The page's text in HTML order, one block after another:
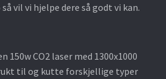
så vil vi hjelpe dere så godt vi kan.
150w CO2 laser med 1300x1000
til og kutte forskjellige typer